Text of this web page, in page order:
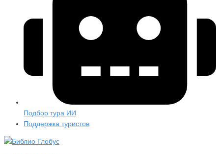
Подбор тура ИИ
Поддержка туристов